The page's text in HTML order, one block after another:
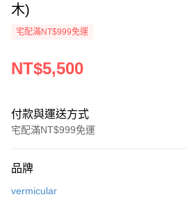
木)
宅配滿NT$999免運
NT$5,500
付款與運送方式
宅配滿NT$999免運
信用卡一次付款
品牌
vermicular